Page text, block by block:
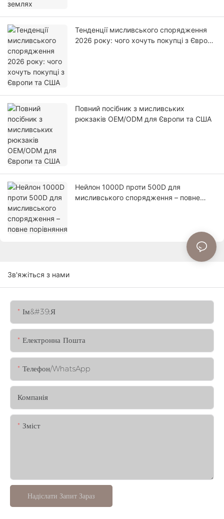
Тенденції мисливського спорядження
2026 року: чого хочуть покупці з Європи
Повний посібник з мисливських
рюкзаків OEM/ODM для Європи та США
Нейлон 1000D проти 500D для
мисливського спорядження – повне
Зв'яжіться з нами
Ім&#39;я
Електронна Пошта
Телефон/WhatsApp
Компанія
Зміст
Надіслати Запит Зараз